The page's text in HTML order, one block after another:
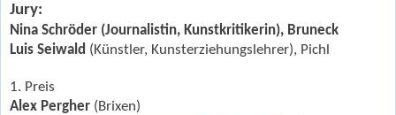
Jury:
Nina Schröder (Journalistin, Kunstkritikerin), Bruneck
Luis Seiwald (Künstler, Kunsterziehungslehrer), Pichl
1. Preis
Alex Pergher (Brixen)